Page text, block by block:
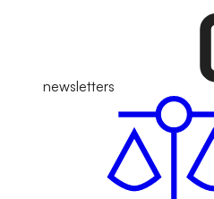
newsletters